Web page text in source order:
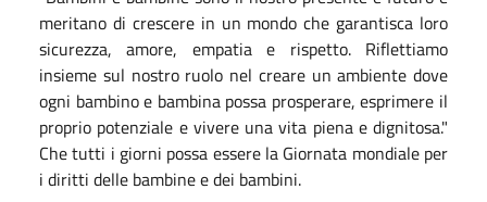
meritano di crescere in un mondo che garantisca loro
sicurezza, amore, empatia e rispetto. Riflettiamo
insieme sul nostro ruolo nel creare un ambiente dove
ogni bambino e bambina possa prosperare, esprimere il
proprio potenziale e vivere una vita piena e dignitosa."
Che tutti i giorni possa essere la Giornata mondiale per
i diritti delle bambine e dei bambini.